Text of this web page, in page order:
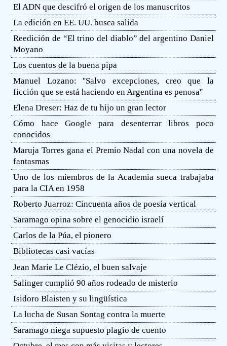
El ADN que descifró el origen de los manuscritos
La edición en EE. UU. busca salida
Reedición de “El trino del diablo” del argentino Daniel
Moyano
Los cuentos de la buena pipa
Manuel Lozano: ''Salvo excepciones, creo que la
ficción que se está haciendo en Argentina es penosa''
Elena Dreser: Haz de tu hijo un gran lector
Cómo hace Google para desenterrar libros poco
conocidos
Maruja Torres gana el Premio Nadal con una novela de
fantasmas
Uno de los miembros de la Academia sueca trabajaba
para la CIA en 1958
Roberto Juarroz: Cincuenta años de poesía vertical
Saramago opina sobre el genocidio israelí
Carlos de la Púa, el pionero
Bibliotecas casi vacías
Jean Marie Le Clézio, el buen salvaje
Salinger cumplió 90 años rodeado de misterio
Isidoro Blaisten y su lingüística
La lucha de Susan Sontag contra la muerte
Saramago niega supuesto plagio de cuento